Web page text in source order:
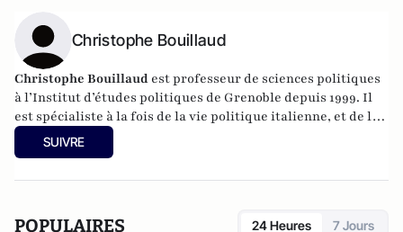
Christophe Bouillaud
Christophe Bouillaud est professeur de sciences politiques
à l’Institut d’études politiques de Grenoble depuis 1999. Il
est spécialiste à la fois de la vie politique italienne, et de la
vie politique européenne, en particulier sous l’angle des
partis.
SUIVRE
POPULAIRES 24 Heures 7 Jours